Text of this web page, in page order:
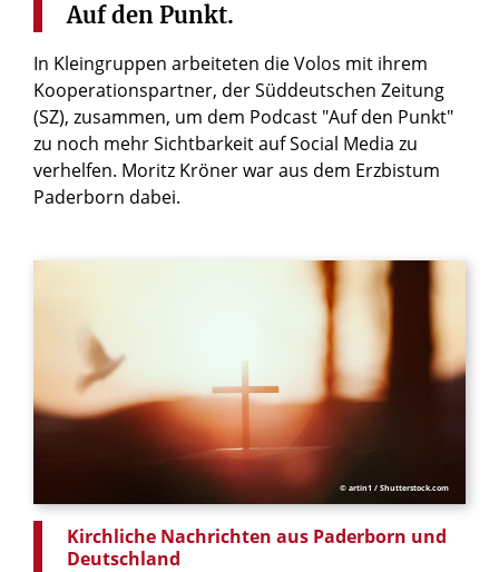
Auf den Punkt.
In Kleingruppen arbeiteten die Volos mit ihrem
Kooperationspartner, der Süddeutschen Zeitung
(SZ), zusammen, um dem Podcast "Auf den Punkt"
zu noch mehr Sichtbarkeit auf Social Media zu
verhelfen. Moritz Kröner war aus dem Erzbistum
Paderborn dabei.
© artin1 / Shutterstock.com
Kirchliche Nachrichten aus Paderborn und
Deutschland